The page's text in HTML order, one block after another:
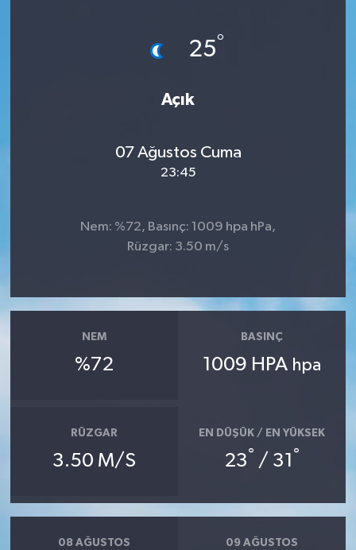
25°
Açık
07 Ağustos Cuma
23:45
Nem: %72, Basınç: 1009 hpa hPa,
Rüzgar: 3.50 m/s
NEM
%72
BASINÇ
1009 HPA hpa
RÜZGAR
3.50 M/S
EN DÜŞÜK / EN YÜKSEK
23° / 31 °
08 AĞUSTOS 09 AĞUSTOS
Sağlık
Sosyal medya
Televizyon
Yaşam